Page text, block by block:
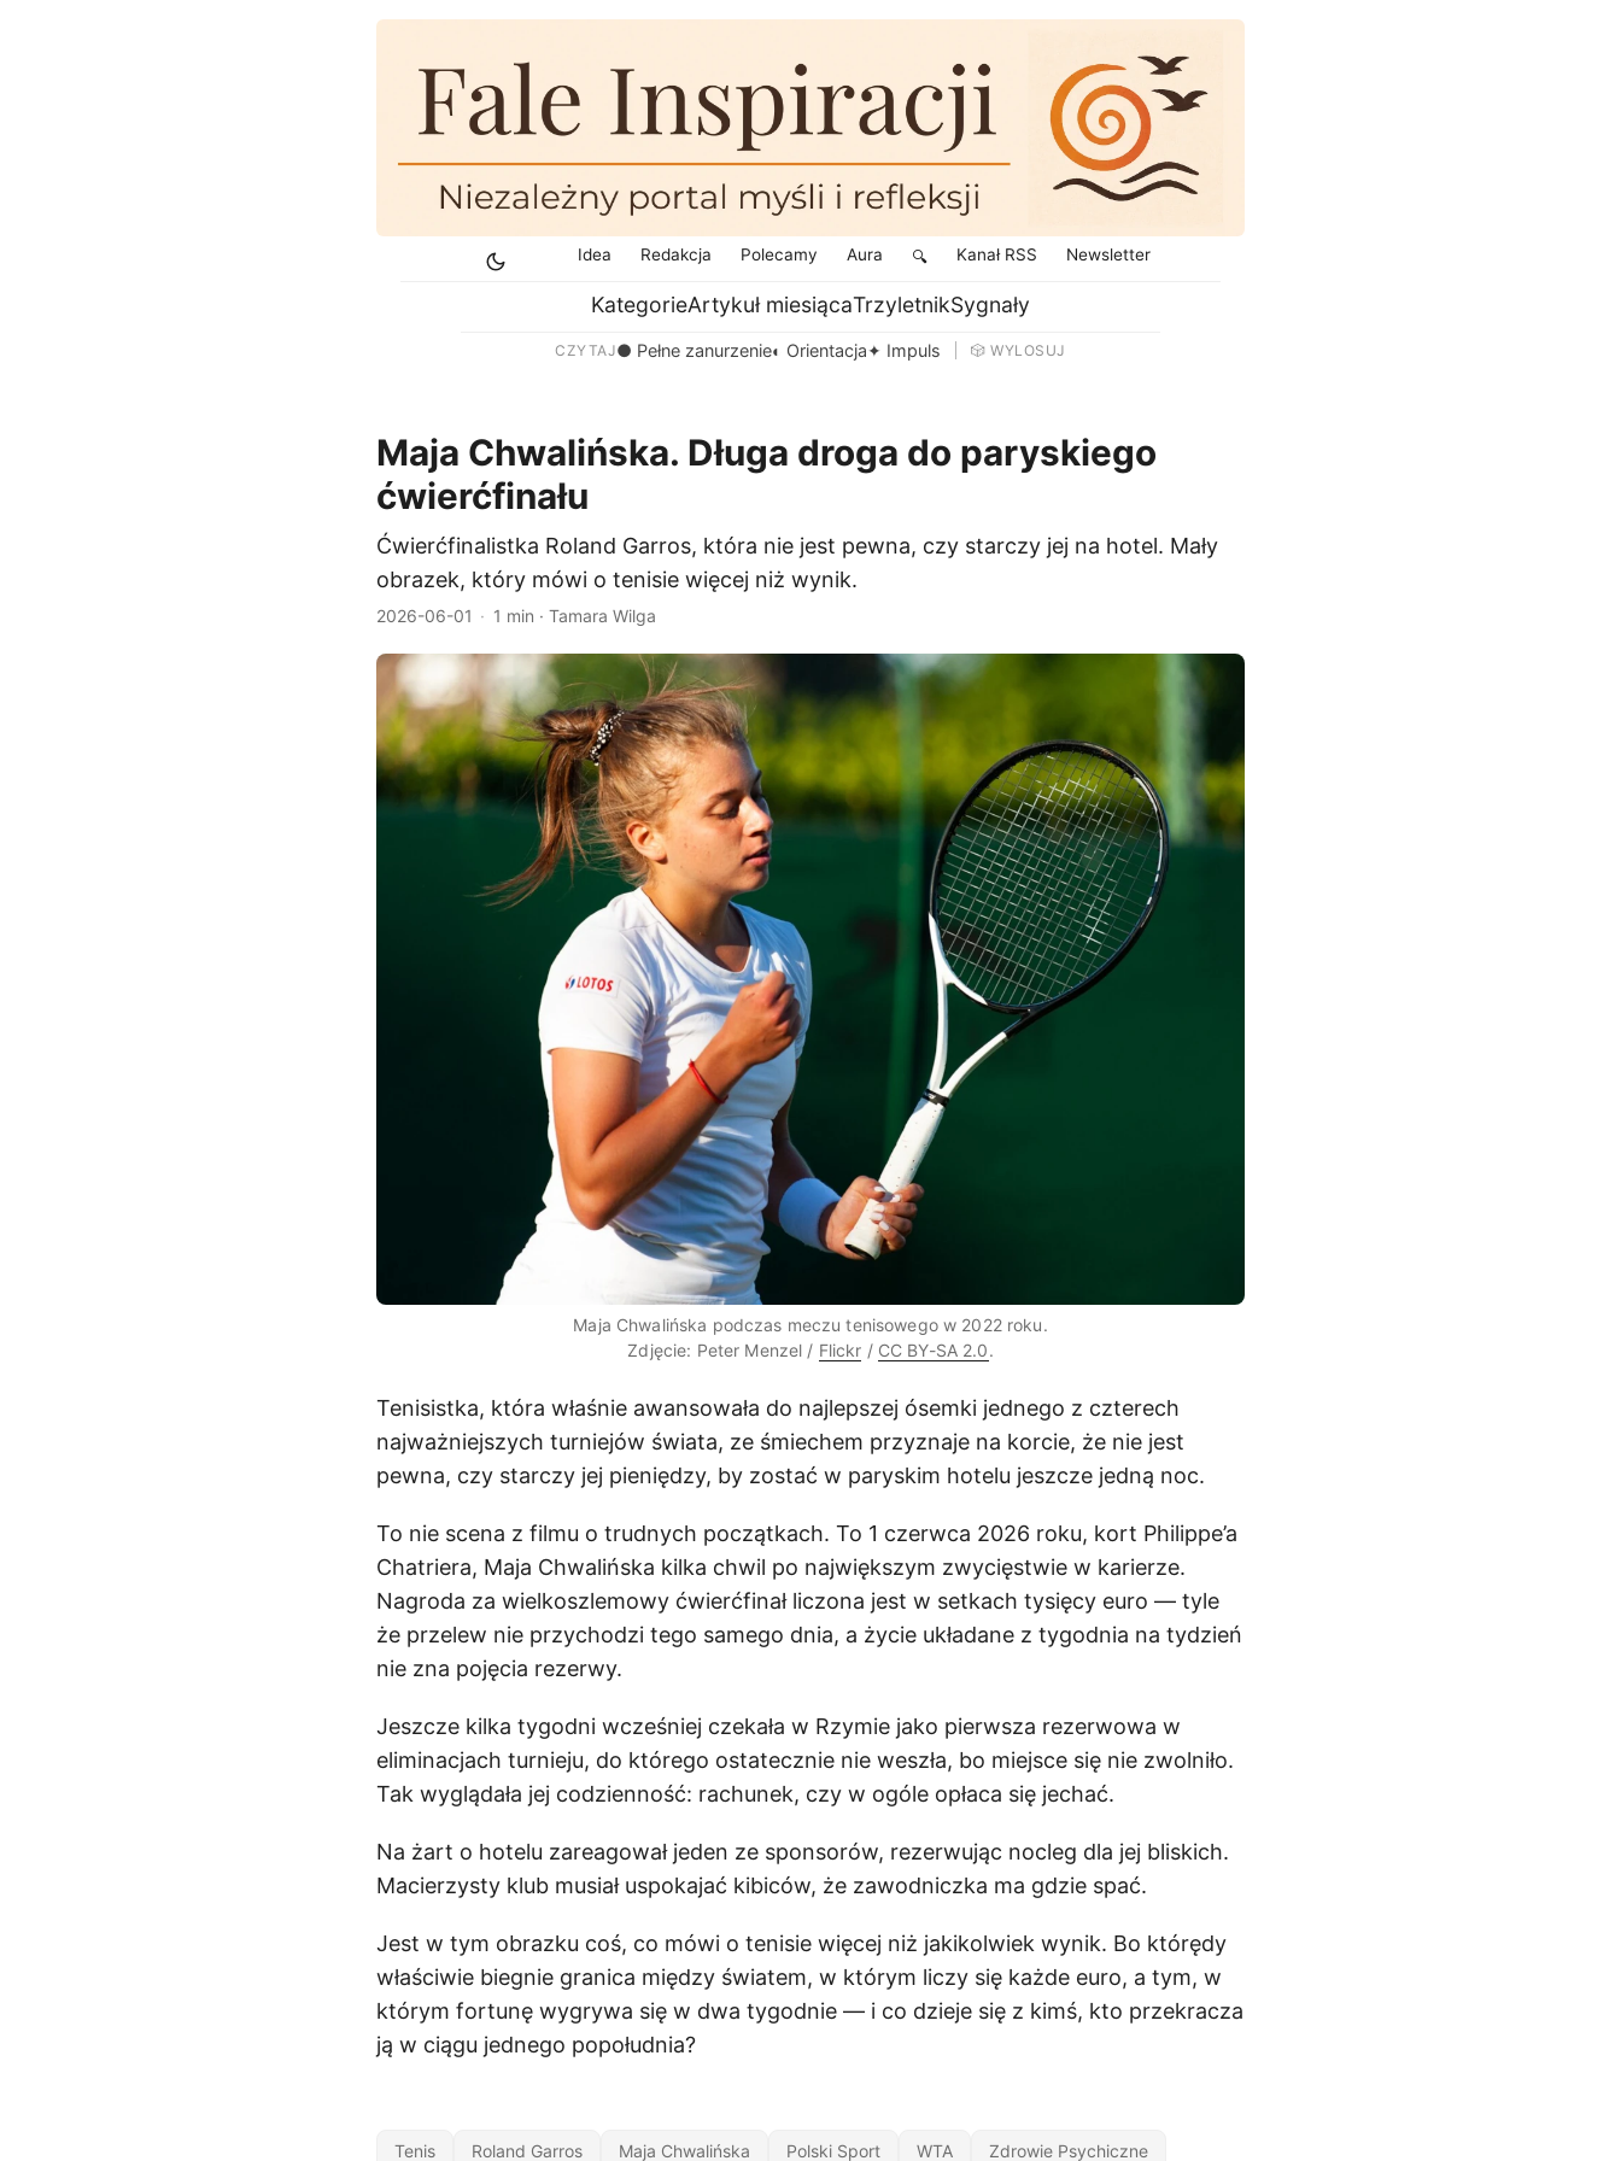
Idea Redakcja Polecamy Aura 🔍 Kanał RSS Newsletter
KategorieArtykuł miesiącaTrzyletnikSygnały
CZYTAJ● Pełne zanurzenie◐ Orientacja✦ Impuls 🎲 WYLOSUJ
Maja Chwalińska. Długa droga do paryskiego
ćwierćfinału
Ćwierćfinalistka Roland Garros, która nie jest pewna, czy starczy jej na hotel. Mały
obrazek, który mówi o tenisie więcej niż wynik.
2026-06-01 1 min · Tamara Wilga
Maja Chwalińska podczas meczu tenisowego w 2022 roku.
Zdjęcie: Peter Menzel / Flickr / CC BY-SA 2.0.
Tenisistka, która właśnie awansowała do najlepszej ósemki jednego z czterech
najważniejszych turniejów świata, ze śmiechem przyznaje na korcie, że nie jest
pewna, czy starczy jej pieniędzy, by zostać w paryskim hotelu jeszcze jedną noc.
To nie scena z filmu o trudnych początkach. To 1 czerwca 2026 roku, kort Philippe’a
Chatriera, Maja Chwalińska kilka chwil po największym zwycięstwie w karierze.
Nagroda za wielkoszlemowy ćwierćfinał liczona jest w setkach tysięcy euro — tyle
że przelew nie przychodzi tego samego dnia, a życie układane z tygodnia na tydzień
nie zna pojęcia rezerwy.
Jeszcze kilka tygodni wcześniej czekała w Rzymie jako pierwsza rezerwowa w
eliminacjach turnieju, do którego ostatecznie nie weszła, bo miejsce się nie zwolniło.
Tak wyglądała jej codzienność: rachunek, czy w ogóle opłaca się jechać.
Na żart o hotelu zareagował jeden ze sponsorów, rezerwując nocleg dla jej bliskich.
Macierzysty klub musiał uspokajać kibiców, że zawodniczka ma gdzie spać.
Jest w tym obrazku coś, co mówi o tenisie więcej niż jakikolwiek wynik. Bo którędy
właściwie biegnie granica między światem, w którym liczy się każde euro, a tym, w
którym fortunę wygrywa się w dwa tygodnie — i co dzieje się z kimś, kto przekracza
ją w ciągu jednego popołudnia?
Tenis Roland Garros Maja Chwalińska Polski Sport WTA Zdrowie Psychiczne